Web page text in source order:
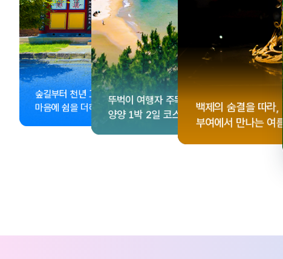
<동궁> 여운 따라🎬
떠나는 해남 여행
수집!
기념품숍 3곳⭐
더 재미있어지는숲길부터 천년 고찰까지!
마음에 쉼을 더하는 부안
뚜벅이 여행자 주목🚶
양양 1박 2일 코스
백제의 숨결을 따라,
부여에서 만나는 여름